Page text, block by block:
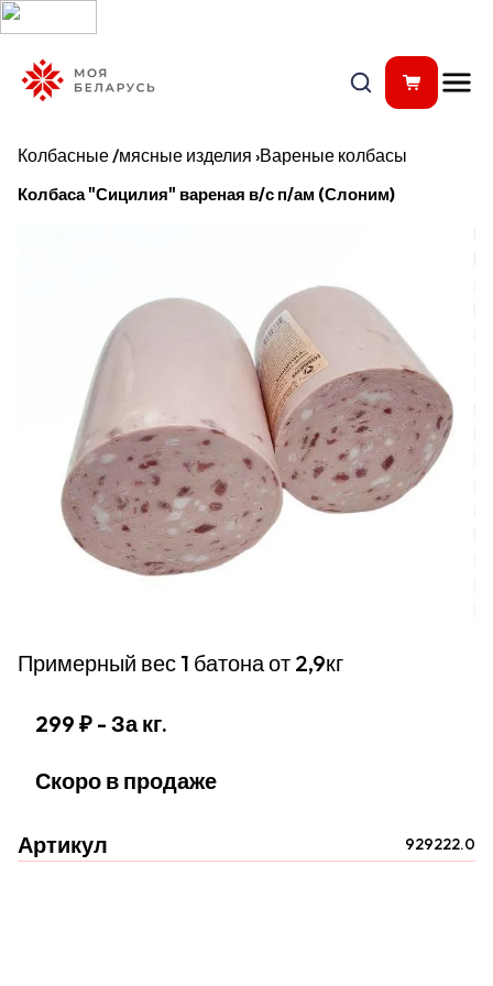
Колбасные /мясные изделия ›Вареные колбасы
Колбаса "Сицилия" вареная в/с п/ам (Слоним)
Примерный вес 1 батона от 2,9кг
299 ₽ - За кг.
Скоро в продаже
Артикул 929222.0